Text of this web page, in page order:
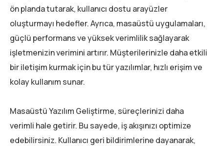
ön planda tutarak, kullanıcı dostu arayüzler
oluşturmayı hedefler. Ayrıca, masaüstü uygulamaları,
güçlü performans ve yüksek verimlilik sağlayarak
işletmenizin verimini artırır. Müşterilerinizle daha etkili
bir iletişim kurmak için bu tür yazılımlar, hızlı erişim ve
kolay kullanım sunar.
Masaüstü Yazılım Geliştirme, süreçlerinizi daha
verimli hale getirir. Bu sayede, iş akışınızı optimize
edebilirsiniz. Kullanıcı geri bildirimlerine dayanarak,